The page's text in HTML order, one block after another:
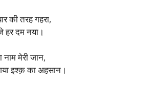
की तरह गहरा,
हर दम नया।​
नाम मेरी जान,
इश्क़ का अहसान।​